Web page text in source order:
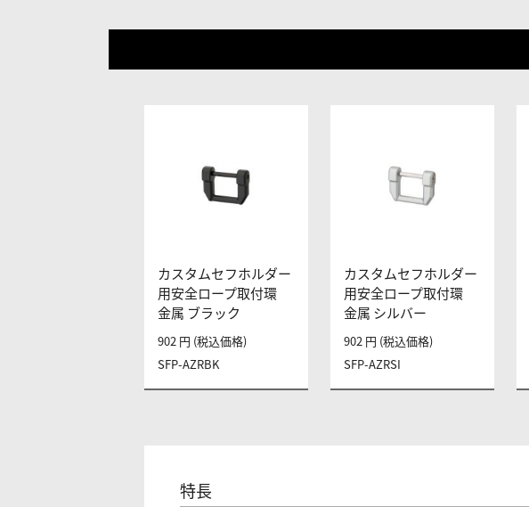
カスタムセフホルダー
用安全ロープ取付環
金属 ブラック
SFP-AZRBK
902 円 (税込価格)
カスタムセフホルダー
用安全ロープ取付環
金属 シルバー
SFP-AZRSI
902 円 (税込価格)
特長